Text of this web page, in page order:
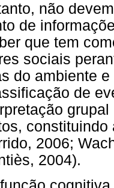
não
de
que tem
sociais
do ambiente
de
2006;
2004).